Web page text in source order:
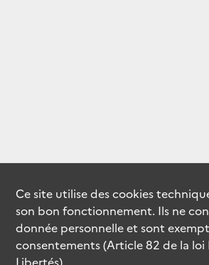
Ce site utilise descookies
son bon fonctionnement. Ils ne
donnée personnelle et sont
consentements (Article 82 de la
Libertés).